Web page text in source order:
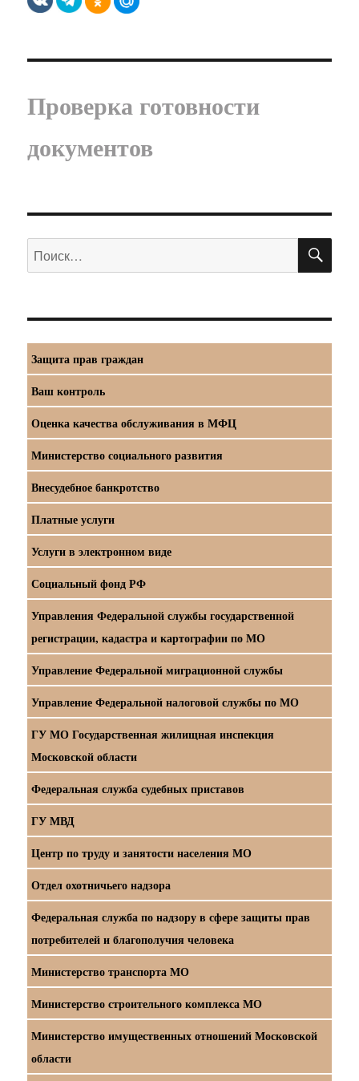
Проверка готовности
документов
Искать:
Защита прав граждан
Ваш контроль
Оценка качества обслуживания в МФЦ
Министерство социального развития
Внесудебное банкротство
Платные услуги
Услуги в электронном виде
Социальный фонд РФ
Управления Федеральной службы государственной
регистрации, кадастра и картографии по МО
Управление Федеральной миграционной службы
Управление Федеральной налоговой службы по МО
ГУ МО Государственная жилищная инспекция
Московской области
Федеральная служба судебных приставов
ГУ МВД
Центр по труду и занятости населения МО
Отдел охотничьего надзора
Федеральная служба по надзору в сфере защиты прав
потребителей и благополучия человека
Министерство транспорта МО
Министерство строительного комплекса МО
Министерство имущественных отношений Московской
области